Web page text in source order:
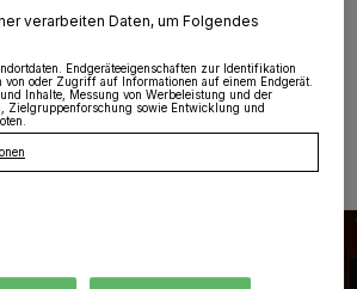
Uhr Eine Minute Lesezeit
verarbeiten Daten, um Folgendes
Endgeräteeigenschaften zur Identifikation
von oder Zugriff auf Informationen auf einem Endgerät.
Inhalte, Messung von Werbeleistung und der
Zielgruppenforschung sowie Entwicklung und